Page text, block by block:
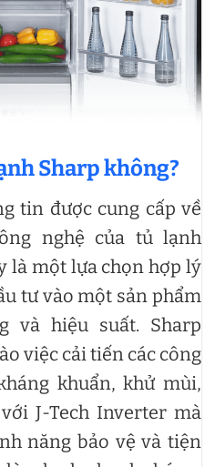
Sharp không?
tin được cung cấp về
nghệ của tủ lạnh
là một lựa chọn hợp lý
tư vào một sản phẩm
và hiệu suất. Sharp
việc cải tiến các công
khuẩn, khử mùi,
J-Tech Inverter mà
năng bảo vệ và tiện